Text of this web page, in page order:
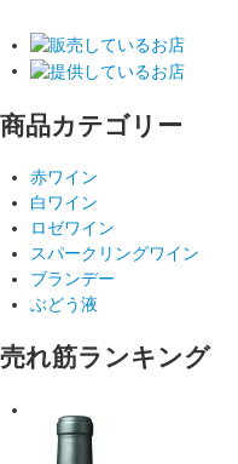
商品カテゴリー
赤ワイン
白ワイン
ロゼワイン
スパークリングワイン
ブランデー
ぶどう液
売れ筋ランキング